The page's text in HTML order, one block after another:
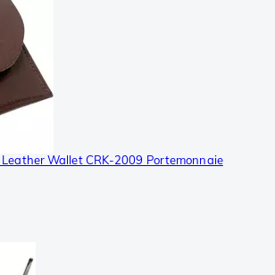
Leather Wallet CRK-2009 Portemonnaie